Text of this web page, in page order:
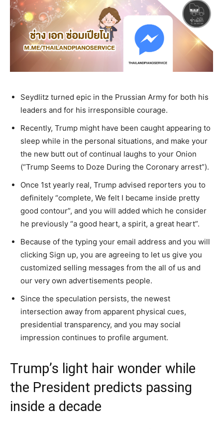
Seydlitz turned epic in the Prussian Army for both his
leaders and for his irresponsible courage.
Recently, Trump might have been caught appearing to
sleep while in the personal situations, and make your
the new butt out of continual laughs to your Onion
(“Trump Seems to Doze During the Coronary arrest”).
Once 1st yearly real, Trump advised reporters you to
definitely “complete, We felt I became inside pretty
good contour”, and you will added which he consider
he previously “a good heart, a spirit, a great heart”.
Because of the typing your email address and you will
clicking Sign up, you are agreeing to let us give you
customized selling messages from the all of us and
our very own advertisements people.
Since the speculation persists, the newest
intersection away from apparent physical cues,
presidential transparency, and you may social
impression continues to profile argument.
Trump’s light hair wonder while
the President predicts passing
inside a decade